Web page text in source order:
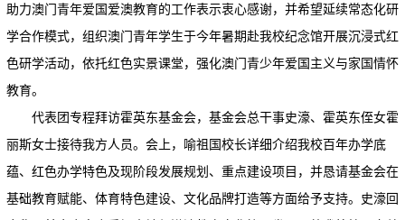
助力澳门青年爱国爱澳教育的工作表示衷心感谢，并希望延续常态化研
学合作模式，组织澳门青年学生于今年暑期赴我校纪念馆开展沉浸式红
色研学活动，依托红色实景课堂，强化澳门青少年爱国主义与家国情怀
教育。
代表团专程拜访霍英东基金会，基金会总干事史濠、霍英东侄女霍
丽斯女士接待我方人员。会上，喻祖国校长详细介绍我校百年办学底
蕴、红色办学特色及现阶段发展规划、重点建设项目，并恳请基金会在
基础教育赋能、体育特色建设、文化品牌打造等方面给予支持。史濠回